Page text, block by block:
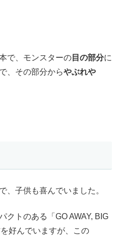
で、モンスターの 目の部分に
、その部分からやぶれや
、子供も喜んでいました。
クトのある「GO AWAY, BIG
好んでいますが、この